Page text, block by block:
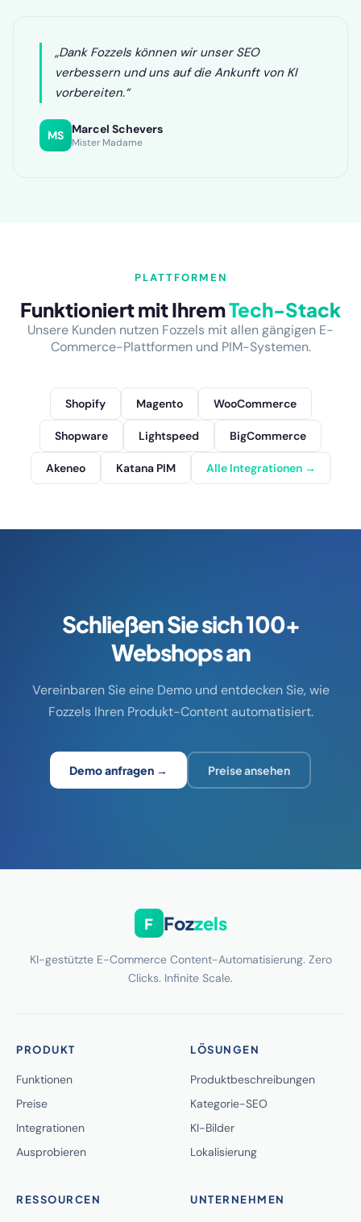
„Dank Fozzels können wir unser SEO
verbessern und uns auf die Ankunft von KI
vorbereiten.“
MS Marcel Schevers
Mister Madame
PLATTFORMEN
Funktioniert mit IhremTech-Stack
Unsere Kunden nutzen Fozzels mit allen gängigen E-
Commerce-Plattformen und PIM-Systemen.
Shopify Magento WooCommerce
Shopware Lightspeed BigCommerce
Akeneo Katana PIM Alle Integrationen →
Schließen Sie sich 100+
Webshops an
Vereinbaren Sie eine Demo und entdecken Sie, wie
Fozzels Ihren Produkt-Content automatisiert.
Demo anfragen → Preise ansehen
F Fozzels
KI-gestützte E-Commerce Content-Automatisierung. Zero
Clicks. Infinite Scale.
PRODUKT
Funktionen
Preise
Integrationen
Ausprobieren
LÖSUNGEN
Produktbeschreibungen
Kategorie-SEO
KI-Bilder
Lokalisierung
RESSOURCEN UNTERNEHMEN